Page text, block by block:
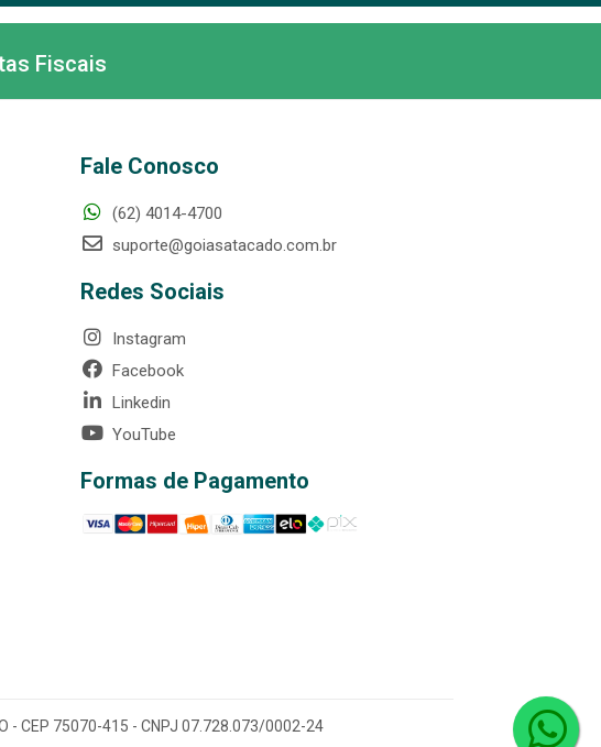
Fiscais
Fale Conosco
(62) 4014-4700
suporte@goiasatacado.com.br
Redes Sociais
Instagram
Facebook
Linkedin
YouTube
Formas de Pagamento
- CEP 75070-415 - CNPJ 07.728.073/0002-24